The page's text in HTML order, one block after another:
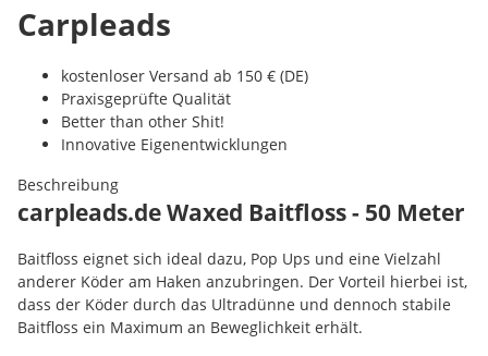
Carpleads
kostenloser Versand ab 150 € (DE)
Praxisgeprüfte Qualität
Better than other Shit!
Innovative Eigenentwicklungen
Beschreibung
carpleads.de Waxed Baitfloss - 50 Meter
Baitfloss eignet sich ideal dazu, Pop Ups und eine Vielzahl
anderer Köder am Haken anzubringen. Der Vorteil hierbei ist,
dass der Köder durch das Ultradünne und dennoch stabile
Baitfloss ein Maximum an Beweglichkeit erhält.